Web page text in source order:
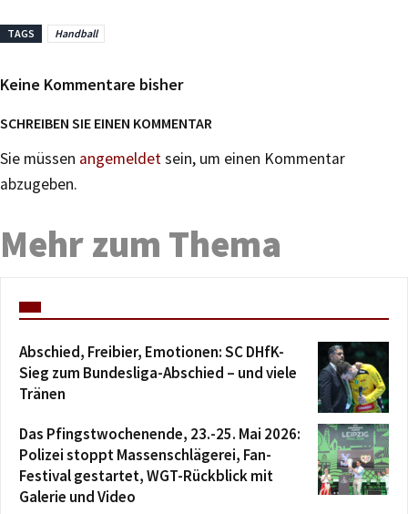
TAGS Handball
Keine Kommentare bisher
SCHREIBEN SIE EINEN KOMMENTAR
Sie müssen angemeldetsein, um einen Kommentar
abzugeben.
Mehr zum Thema
Abschied, Freibier, Emotionen: SC DHfK-
Sieg zum Bundesliga-Abschied – und viele
Tränen
Das Pfingstwochenende, 23.-25. Mai 2026:
Polizei stoppt Massenschlägerei, Fan-
Festival gestartet, WGT-Rückblick mit
Galerie und Video